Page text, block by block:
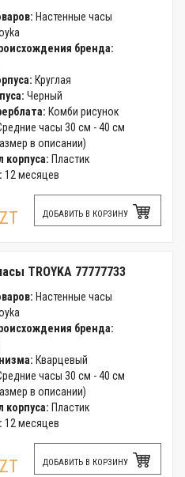
Настенные часы
бренда:
Круглая
Черный
Комби рисунок
часы 30 см - 40 см
в описании)
корпуса: Пластик
12 месяцев
ДОБАВИТЬ В КОРЗИНУ
TROYKA 77777733
Настенные часы
бренда:
Кварцевый
часы 30 см - 40 см
в описании)
корпуса: Пластик
12 месяцев
ДОБАВИТЬ В КОРЗИНУ